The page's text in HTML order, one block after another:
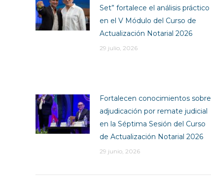
Set” fortalece el análisis práctico
en el V Módulo del Curso de
Actualización Notarial 2026
29 julio, 2026
Fortalecen conocimientos sobre
adjudicación por remate judicial
en la Séptima Sesión del Curso
de Actualización Notarial 2026
29 junio, 2026